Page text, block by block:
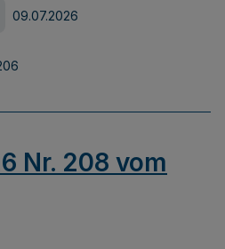
09.07.2026
Nr. 208 vom